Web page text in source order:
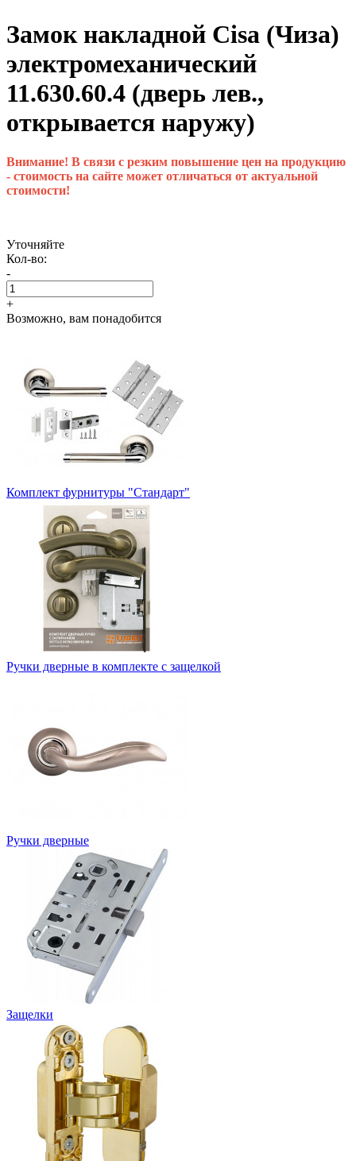
Замок накладной Cisa (Чиза)
электромеханический
11.630.60.4 (дверь лев.,
открывается наружу)
Внимание! В связи с резким повышение цен на продукцию
- стоимость на сайте может отличаться от актуальной
стоимости!
Уточняйте
Кол-во:
-
+
Возможно, вам понадобится
Комплект фурнитуры "Стандарт"
Ручки дверные в комплекте с защелкой
Ручки дверные
Защелки